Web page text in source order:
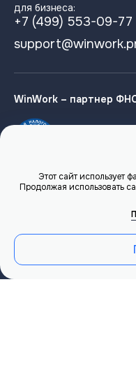
для бизнеса:
+7 (499) 553-09-77
WinWork – партнер
Редполитика
Юридическая
Этот сайт использует
Продолжая использовать